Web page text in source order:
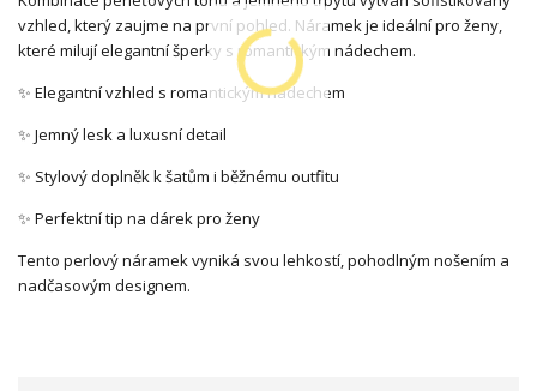
vzhled, který zaujme na první pohled. Náramek je ideální pro ženy,
které milují elegantní šperky s romantickým nádechem.
✨ Elegantní vzhled s romantickým nádechem
✨ Jemný lesk a luxusní detail
✨ Stylový doplněk k šatům i běžnému outfitu
✨ Perfektní tip na dárek pro ženy
Tento perlový náramek vyniká svou lehkostí, pohodlným nošením a
nadčasovým designem.